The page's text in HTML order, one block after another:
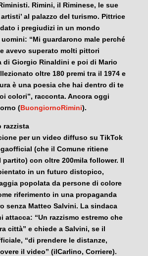
Rimini, il Riminese, le sue
al palazzo del turismo. Pittrice
i pregiudizi in un mondo
“Mi guardarono male perché
avevo superato molti pittori
di Giorgio Rinaldini e poi di Mario
oltre 180 premi tra il 1974 e
è una poesia che hai dentro di te
colori”, racconta. Ancora oggi
(BuongiornoRimini).
razzista
per un video diffuso su TikTok
(che il Comune ritiene
con oltre 200mila follower. Il
in un futuro distopico,
popolata da persone di colore
riferimento in una propaganda
senza Matteo Salvini. La sindaca
attacca: “Un razzismo estremo che
città” e chiede a Salvini, se il
“di prendere le distanze,
il video” (ilCarlino, Corriere).